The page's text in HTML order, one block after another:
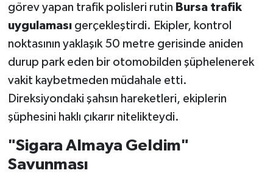
görev yapan trafik polisleri rutin Bursa trafik
uygulamasıgerçekleştirdi. Ekipler, kontrol
noktasının yaklaşık 50 metre gerisinde aniden
durup park eden bir otomobilden şüphelenerek
vakit kaybetmeden müdahale etti.
Direksiyondaki şahsın hareketleri, ekiplerin
şüphesini haklı çıkarır nitelikteydi.
"Sigara Almaya Geldim"
Savunması